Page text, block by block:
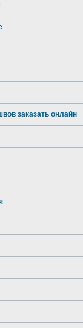
заказать онлайн